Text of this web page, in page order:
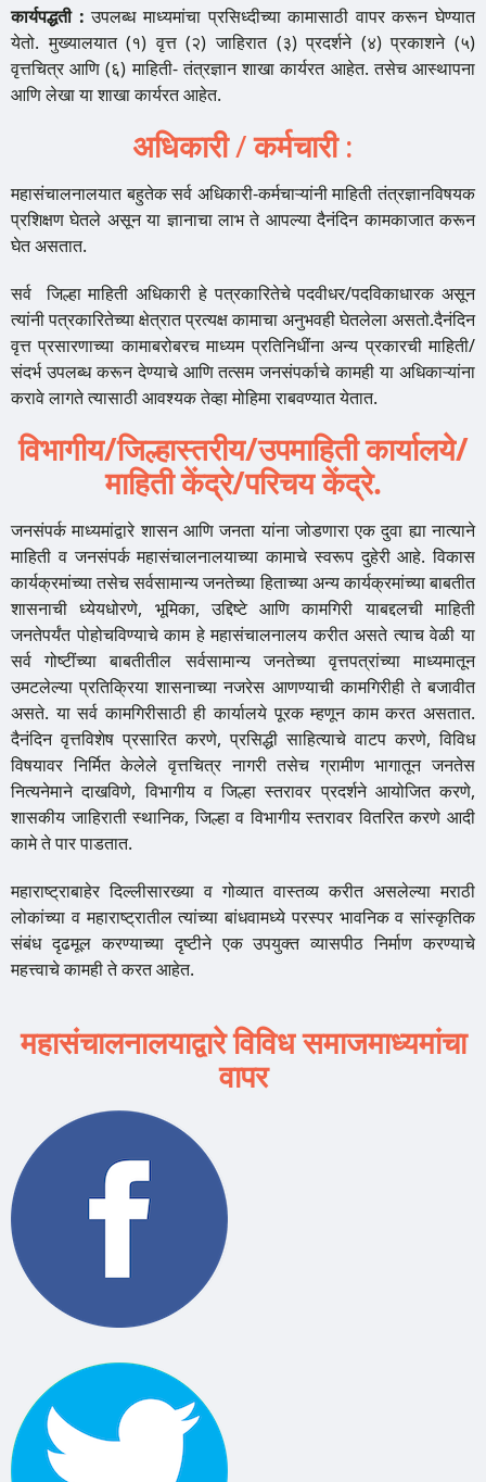
कार्यपद्धती :उपलब्ध माध्यमांचा प्रसिध्दीच्या कामासाठी वापर करून घेण्यात
येतो. मुख्यालयात (१) वृत्त (२) जाहिरात (३) प्रदर्शने (४) प्रकाशने (५)
वृत्तचित्र आणि (६) माहिती- तंत्रज्ञान शाखा कार्यरत आहेत. तसेच आस्थापना
आणि लेखा या शाखा कार्यरत आहेत.
अधिकारी/कर्मचारी:
महासंचालनालयात बहुतेक सर्व अधिकारी-कर्मचाऱ्यांनी माहिती तंत्रज्ञानविषयक
प्रशिक्षण घेतले असून या ज्ञानाचा लाभ ते आपल्या दैनंदिन कामकाजात करून
घेत असतात.
सर्व जिल्हा माहिती अधिकारी हे पत्रकारितेचे पदवीधर/पदविकाधारक असून
त्यांनी पत्रकारितेच्या क्षेत्रात प्रत्यक्ष कामाचा अनुभवही घेतलेला असतो.दैनंदिन
वृत्त प्रसारणाच्या कामाबरोबरच माध्यम प्रतिनिधींना अन्य प्रकारची माहिती/
संदर्भ उपलब्ध करून देण्याचे आणि तत्सम जनसंपर्काचे कामही या अधिकाऱ्यांना
करावे लागते त्यासाठी आवश्यक तेव्हा मोहिमा राबवण्यात येतात.
विभागीय/जिल्हास्तरीय/उपमाहितीकार्यालये/
माहितीकेंद्रे/परिचयकेंद्रे.
जनसंपर्क माध्यमांद्वारे शासन आणि जनता यांना जोडणारा एक दुवा ह्या नात्याने
माहिती व जनसंपर्क महासंचालनालयाच्या कामाचे स्वरूप दुहेरी आहे. विकास
कार्यक्रमांच्या तसेच सर्वसामान्य जनतेच्या हिताच्या अन्य कार्यक्रमांच्या बाबतीत
शासनाची ध्येयधोरणे, भूमिका, उद्दिष्टे आणि कामगिरी याबद्दलची माहिती
जनतेपर्यंत पोहोचविण्याचे काम हे महासंचालनालय करीत असते त्याच वेळी या
सर्व गोष्टींच्या बाबतीतील सर्वसामान्य जनतेच्या वृत्तपत्रांच्या माध्यमातून
उमटलेल्या प्रतिक्रिया शासनाच्या नजरेस आणण्याची कामगिरीही ते बजावीत
असते. या सर्व कामगिरीसाठी ही कार्यालये पूरक म्हणून काम करत असतात.
दैनंदिन वृत्तविशेष प्रसारित करणे, प्रसिद्धी साहित्याचे वाटप करणे, विविध
विषयावर निर्मित केलेले वृत्तचित्र नागरी तसेच ग्रामीण भागातून जनतेस
नित्यनेमाने दाखविणे, विभागीय व जिल्हा स्तरावर प्रदर्शने आयोजित करणे,
शासकीय जाहिराती स्थानिक, जिल्हा व विभागीय स्तरावर वितरित करणे आदी
कामे ते पार पाडतात.
महाराष्ट्राबाहेर दिल्लीसारख्या व गोव्यात वास्तव्य करीत असलेल्या मराठी
लोकांच्या व महाराष्ट्रातील त्यांच्या बांधवामध्ये परस्पर भावनिक व सांस्कृतिक
संबंध दृढमूल करण्याच्या दृष्टीने एक उपयुक्त व्यासपीठ निर्माण करण्याचे
महत्त्वाचे कामही ते करत आहेत.
महासंचालनालयाद्वारे विविध समाजमाध्यमांचा
वापर